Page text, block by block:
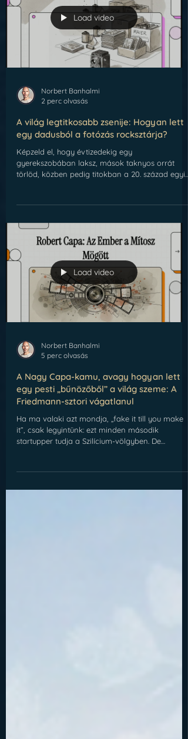
rendszert alakított ki, amely a prémium fotózást,
a weboldalkészítést, az AI-alapú
tartalomgyártást, a digitális entitásépíté
Load video
2 perc olvasás
A világ legtitkosabb zsenije: Hogyan lett
egy dadusból a fotózás rocksztárja?
Képzeld el, hogy évtizedekig egy
gyerekszobában laksz, mások taknyos orrát
legbriliánsabb fotóművészeti életművét hozod
hanem Vivian Maier valósága. Vivian egy igazi
rejtély volt: egy mogorva, férficipőben járó,
francia akcentussal beszélő (pedig New York-i
születésű) dadus, aki soha, senkinek nem mutatta
meg a képeit.
Load video
5 perc olvasás
A Nagy Capa-kamu, avagy hogyan lett
egy pesti „bűnözőből” a világ szeme: A
Friedmann-sztori vágatlanul
Ha ma valaki azt mondja, „fake it till you make
it”, csak legyintünk: ezt minden második
képzeljétek el ezt az 1930-as években, amikor
egy pesti srác, a Városház utcából, aki nemcsak